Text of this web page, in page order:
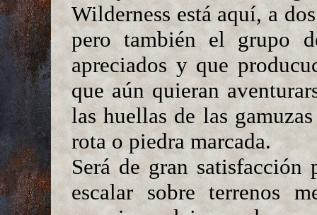
Wilderness está aquí, a
pero también el grupo
apreciados y que
que aún quieran
las huellas de las
rota o piedra marcada.
Será de gran
escalar sobre terrenos